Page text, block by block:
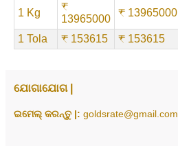
1 Kg
₹
13965000
₹ 13965000
1 Tola ₹ 153615 ₹ 153615
ଯୋଗାଯୋଗ |
ଇମେଲ୍ କରନ୍ତୁ |: goldsrate@gmail.com